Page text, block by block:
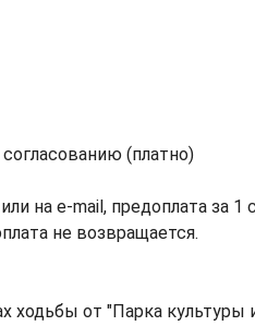
(платно)
на e-mail, предоплата за 1
не возвращается.
ходьбы от "Парка